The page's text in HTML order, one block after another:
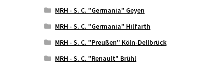
MRH - S. C. "Germania" Geyen
MRH - S. C. "Germania" Hilfarth
MRH - S. C. "Preußen" Köln-Dellbrück
MRH - S. C. "Renault" Brühl